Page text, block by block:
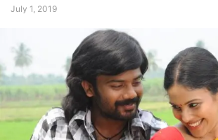
July 1, 2019